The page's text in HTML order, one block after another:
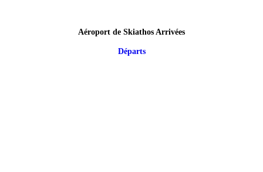
Aéroport de Skiathos Arrivées
Départs